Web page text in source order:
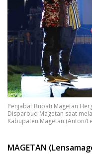
Penjabat Bupati Magetan
Disparbud Magetan saat
Kabupaten Magetan.(Anton/
MAGETAN